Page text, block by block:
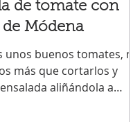
de tomate con
Módena
unos buenos tomates, no
más que cortarlos y
aliñándola a